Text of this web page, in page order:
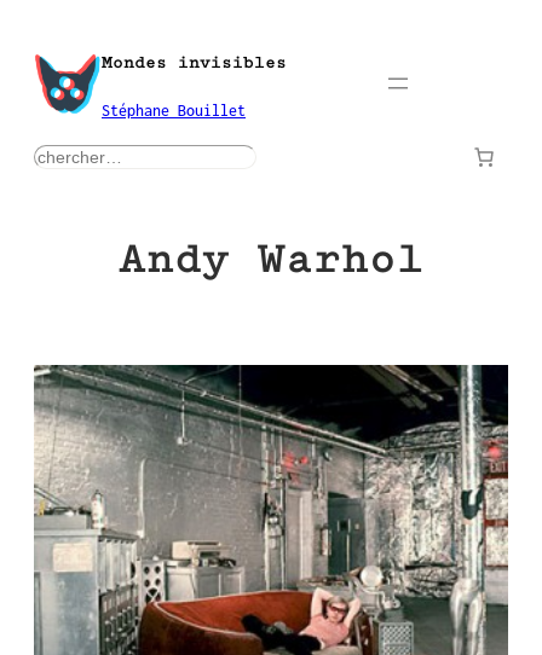
contenu
Mondes invisibles
Stéphane Bouillet
rechercher
Andy Warhol